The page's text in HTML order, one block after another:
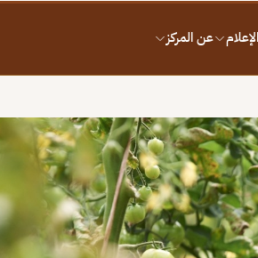
عن المركز